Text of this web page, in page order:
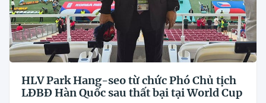
HLV Park Hang-seo từ chức Phó Chủ tịch
LĐBĐ Hàn Quốc sau thất bại tại World Cup